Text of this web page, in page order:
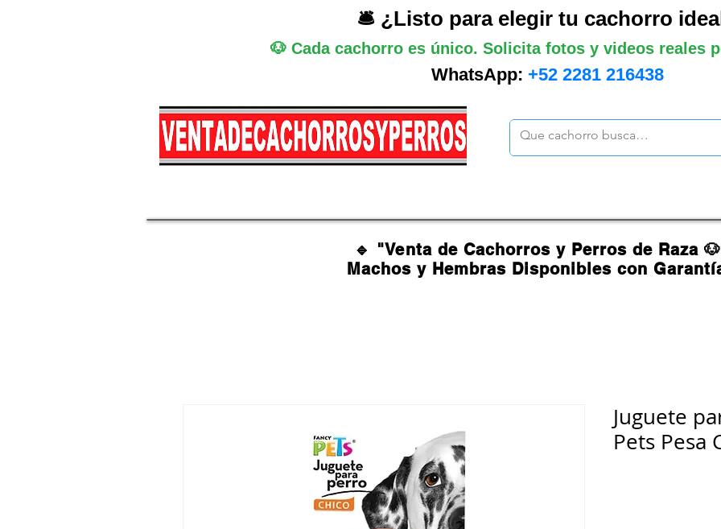
🛎️ ¿Listo para elegir tu cachorro
🐶 Cada cachorro es único. Solicita fotos y videos reales
WhatsApp: +52 2281 216438
🔹 "Venta de Cachorros y Perros de Raza 🐶
Machos y Hembras Disponibles con
Juguete
Pets Pesa